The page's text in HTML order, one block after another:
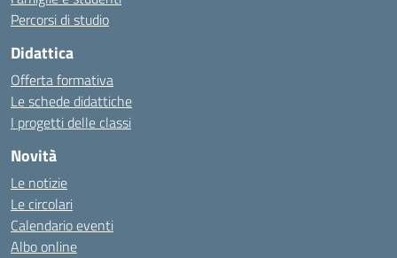
Percorsi di studio
Didattica
Offerta formativa
Le schede didattiche
I progetti delle classi
Novità
Le notizie
Le circolari
Calendario eventi
Albo online